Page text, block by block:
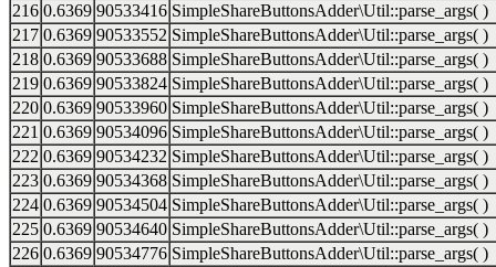
216 0.6369 90533416 SimpleShareButtonsAdder\Util::parse_args( )
217 0.6369 90533552 SimpleShareButtonsAdder\Util::parse_args( )
218 0.6369 90533688 SimpleShareButtonsAdder\Util::parse_args( )
219 0.6369 90533824 SimpleShareButtonsAdder\Util::parse_args( )
220 0.6369 90533960 SimpleShareButtonsAdder\Util::parse_args( )
221 0.6369 90534096 SimpleShareButtonsAdder\Util::parse_args( )
222 0.6369 90534232 SimpleShareButtonsAdder\Util::parse_args( )
223 0.6369 90534368 SimpleShareButtonsAdder\Util::parse_args( )
224 0.6369 90534504 SimpleShareButtonsAdder\Util::parse_args( )
225 0.6369 90534640 SimpleShareButtonsAdder\Util::parse_args( )
226 0.6369 90534776 SimpleShareButtonsAdder\Util::parse_args( )